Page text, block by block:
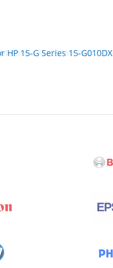
HSTNN-LB5Y voor HP 15-G Series 15-G010DX